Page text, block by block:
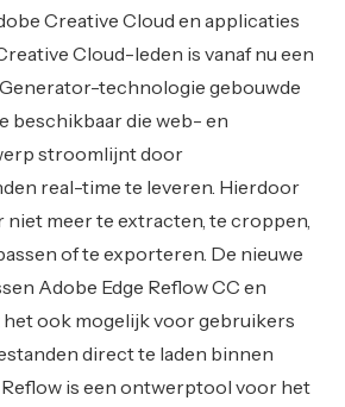
Creative Cloud en applicaties
Cloud-leden is vanaf nu een
technologie gebouwde
beschikbaar die web- en
stroomlijnt door
real-time te leveren. Hierdoor
meer te extracten, te croppen,
of te exporteren. De nieuwe
Adobe Edge Reflow CC en
ook mogelijk voor gebruikers
direct te laden binnen
Reflow is een ontwerptool voor het